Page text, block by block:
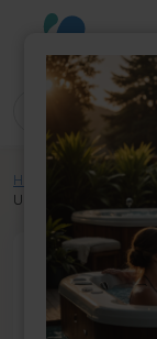
Home
Umwälzpumpe 0,5 HP